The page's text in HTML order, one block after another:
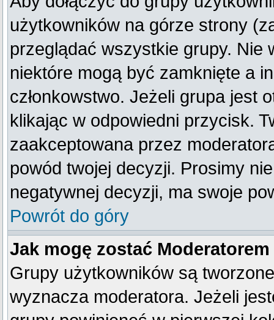
użytkowników na górze strony
przeglądać wszystkie grupy. Nie
niektóre mogą być zamknięte a
członkowstwo. Jeżeli grupa jest
klikając w odpowiedni przycisk.
zaakceptowana przez
powód twojej decyzji. Prosimy
negatywnej decyzji, ma swoje
Powrót do góry
Jak mogę zostać
Grupy użytkowników są
wyznacza moderatora. Jeżeli